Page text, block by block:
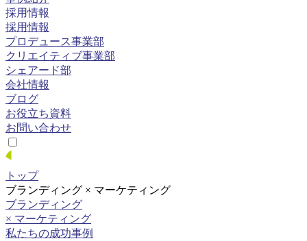
採用情報
採用情報
プロデュース事業部
クリエイティブ事業部
シェアード部
会社情報
ブログ
お役立ち資料
お問い合わせ
トップ
ブランディング × マーケティング
ブランディング
× マーケティング
私たちの成功事例